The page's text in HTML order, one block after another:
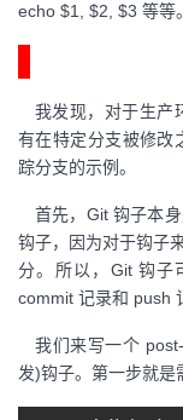
echo $1, $2, $3 等等。
我发现，对于生产
有在特定分支被修改
踪分支的示例。
首先，Git 钩子本
钩子，因为对于钩子
分。所以，Git 钩子
commit 记录和 push
我们来写一个
发)钩子。第一步就是